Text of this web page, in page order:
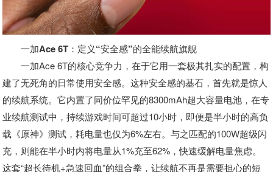
一加Ace 6T：定义“安全感”的全能续航旗舰
一加Ace 6T的核心竞争力，在于它用一套极其扎实的配置，构
建了无死角的日常使用安全感。这种安全感的基石，首先就是惊人
的续航系统。它内置了同价位罕见的8300mAh超大容量电池，在专
业续航测试中，持续游戏时间可超过10小时，即便是半小时的高负
载《原神》测试，耗电量也仅为6%左右。与之匹配的100W超级闪
充，则能在半小时内将电量从1%充至62%，快速缓解电量焦虑。
这套“超长待机+急速回血”的组合拳，让续航不再是需要担心的短